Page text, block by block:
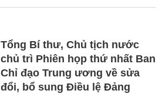
Tổng Bí thư, Chủ tịch nước
chủ trì Phiên họp thứ nhất Ban
Chỉ đạo Trung ương về sửa
đổi, bổ sung Điều lệ Đảng